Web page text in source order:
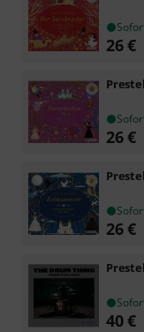
26€
26€
26€
40€